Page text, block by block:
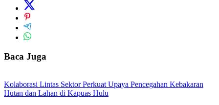
Baca Juga
Kolaborasi Lintas Sektor Perkuat Upaya Pencegahan Kebakaran
Hutan dan Lahan di Kapuas Hulu